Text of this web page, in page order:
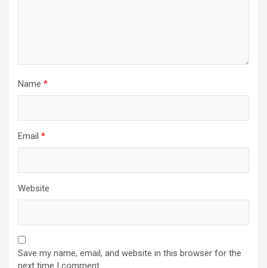
Name *
Email *
Website
Save my name, email, and website in this browser for the
next time I comment.